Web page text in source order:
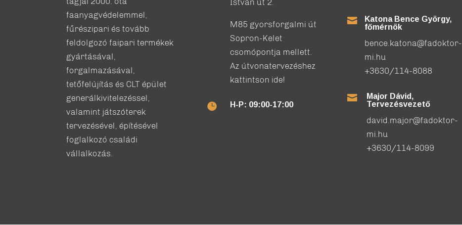
faanyagvédelemmel,
fűrészipari és tovább
feldolgozó faipari termékek
gyártásával,
forgalmazásával,
tetőfelújítás és CLT épület
generálkivitelezéssel,
valamint játszóterek
tervezésével, építésével
foglalkozó családi
vállalkozás.
M85 gyorsforgalmi út
Sopron-Kelet
csomópontja mellett.
Az útvonatervezéshez
kattintson ide!
 H-P: 09:00-17:00

Katona Bence György,
főmérnök
bence.katona@fadoktor-
mi.hu
+3630/114-8088

Major Dávid,
Tervezésvezető
david.major@fadoktor-
mi.hu
+3630/114-8099